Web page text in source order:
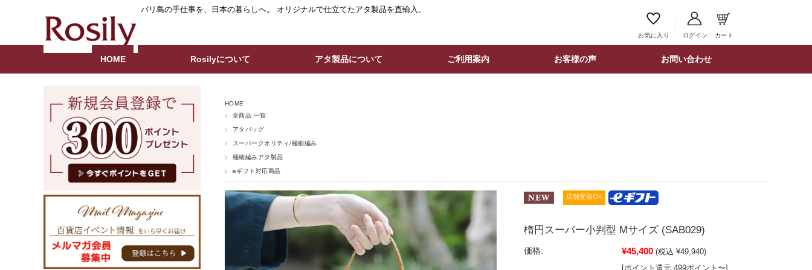
バリ島の手仕事を、日本の暮らしへ。 オリジナルで仕立てたアタ製品を直輸入。
お気に入り ログイン カート
HOME Rosilyについて アタ製品について ご利用案内 お客様の声 お問い合わせ
HOME
全商品 一覧
アタバッグ
スーパークオリティ/極細編み
極細編みアタ製品
eギフト対応商品
店舗受取OK
楕円スーパー小判型 Mサイズ (SAB029)
価格: ¥45,400 (税込 ¥49,940)
[ポイント還元 499ポイント〜]